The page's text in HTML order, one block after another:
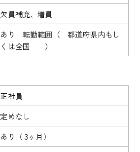
欠員補充、増員
あり 転勤範囲（ 都道府県内もし
くは全国 ）
正社員
定めなし
あり（ 3ヶ月）